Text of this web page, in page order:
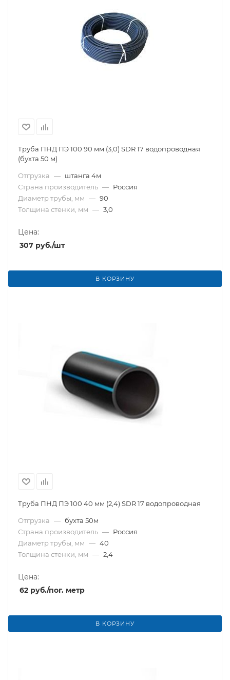
Труба ПНД ПЭ 100 90 мм (3,0) SDR 17 водопроводная
(бухта 50 м)
Отгрузка — штанга 4м
Страна производитель — Россия
Диаметр трубы, мм — 90
Толщина стенки, мм — 3,0
Цена:
307 руб./шт
В КОРЗИНУ
Труба ПНД ПЭ 100 40 мм (2,4) SDR 17 водопроводная
Отгрузка — бухта 50м
Страна производитель — Россия
Диаметр трубы, мм — 40
Толщина стенки, мм — 2,4
Цена:
62 руб./пог. метр
В КОРЗИНУ